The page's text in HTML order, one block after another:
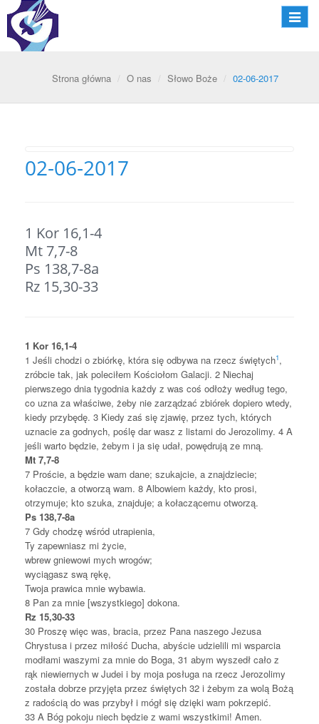
Strona główna O nas Słowo Boże 02-06-2017
02-06-2017
1 Kor 16,1-4
Mt 7,7-8
Ps 138,7-8a
Rz 15,30-33
1 Kor 16,1-4
1 Jeśli chodzi o zbiórkę, która się odbywa na rzecz świętych1,
zróbcie tak, jak poleciłem Kościołom Galacji. 2 Niechaj
pierwszego dnia tygodnia każdy z was coś odłoży według tego,
co uzna za właściwe, żeby nie zarządzać zbiórek dopiero wtedy,
kiedy przybędę. 3 Kiedy zaś się zjawię, przez tych, których
uznacie za godnych, poślę dar wasz z listami do Jerozolimy. 4 A
jeśli warto będzie, żebym i ja się udał, powędrują ze mną.
Mt 7,7-8
7 Proście, a będzie wam dane; szukajcie, a znajdziecie;
kołaczcie, a otworzą wam. 8 Albowiem każdy, kto prosi,
otrzymuje; kto szuka, znajduje; a kołaczącemu otworzą.
Ps 138,7-8a
7 Gdy chodzę wśród utrapienia,
Ty zapewniasz mi życie,
wbrew gniewowi mych wrogów;
wyciągasz swą rękę,
Twoja prawica mnie wybawia.
8 Pan za mnie [wszystkiego] dokona.
Rz 15,30-33
30 Proszę więc was, bracia, przez Pana naszego Jezusa
Chrystusa i przez miłość Ducha, abyście udzielili mi wsparcia
modłami waszymi za mnie do Boga, 31 abym wyszedł cało z
rąk niewiernych w Judei i by moja posługa na rzecz Jerozolimy
została dobrze przyjęta przez świętych 32 i żebym za wolą Bożą
z radością do was przybył i mógł się dzięki wam pokrzepić.
33 A Bóg pokoju niech będzie z wami wszystkimi! Amen.